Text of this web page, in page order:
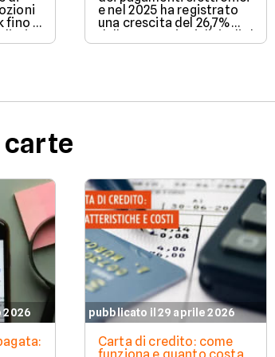
fino a
e
e nel 2025 ha registrato
una crescita del 26,7%
delle transazioni digitali. Il
Paese conquista il terzo
mentre Roma sale sul
contanti. Il fenomeno
coinvolge anche le
province più piccole e il
Sud Italia. Scopri come e
perché in questo articolo
a cura di Facile.it.
carte
2026 pubblicato il 29 aprile 2026
Carta di credito: come